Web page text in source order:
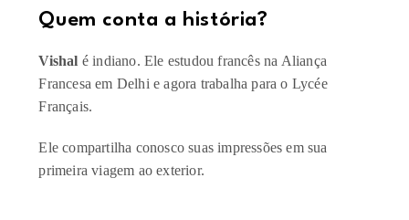
Quem conta a história?​
Vishal é indiano. Ele estudou francês na Aliança
Francesa em Delhi e agora trabalha para o Lycée
Français.
Ele compartilha conosco suas impressões em sua
primeira viagem ao exterior.